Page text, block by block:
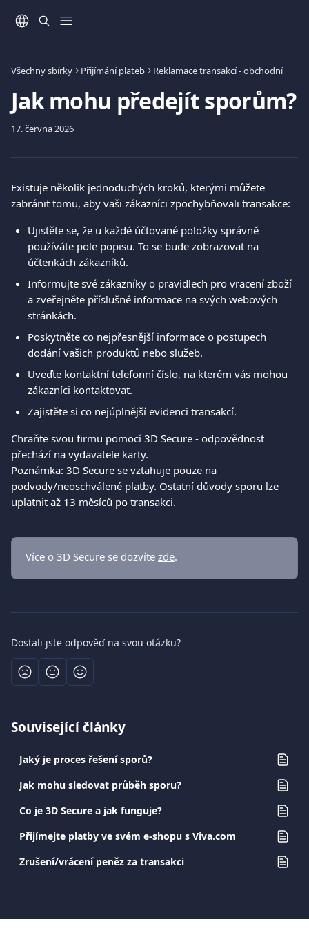
Všechny sbírky Přijímání plateb Reklamace transakcí - obchodní
Jak mohu předejít sporům?
17. června 2026
Existuje několik jednoduchých kroků, kterými můžete
zabránit tomu, aby vaši zákazníci zpochybňovali transakce:
Ujistěte se, že u každé účtované položky správně
používáte pole popisu. To se bude zobrazovat na
účtenkách zákazníků.
Informujte své zákazníky o pravidlech pro vracení zboží
a zveřejněte příslušné informace na svých webových
stránkách.
Poskytněte co nejpřesnější informace o postupech
dodání vašich produktů nebo služeb.
Uveďte kontaktní telefonní číslo, na kterém vás mohou
zákazníci kontaktovat.
Zajistěte si co nejúplnější evidenci transakcí.
Chraňte svou firmu pomocí 3D Secure - odpovědnost
přechází na vydavatele karty.
Poznámka: 3D Secure se vztahuje pouze na
podvody/neoschválené platby. Ostatní důvody sporu lze
uplatnit až 13 měsíců po transakci.
Více o 3D Secure se dozvíte zde.
Dostali jste odpověď na svou otázku?
Související články
Jaký je proces řešení sporů?
Jak mohu sledovat průběh sporu?
Co je 3D Secure a jak funguje?
Přijímejte platby ve svém e-shopu s Viva.com
Zrušení/vrácení peněz za transakci